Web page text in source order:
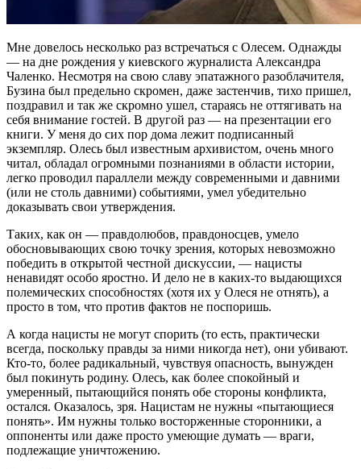
Мне довелось несколько раз встречаться с Олесем. Однажды
— на дне рождения у киевского журналиста Александра
Чаленко. Несмотря на свою славу эпатажного разоблачителя,
Бузина был предельно скромен, даже застенчив, тихо пришел,
поздравил и так же скромно ушел, стараясь не оттягивать на
себя внимание гостей. В другой раз — на презентации его
книги. У меня до сих пор дома лежит подписанный
экземпляр. Олесь был известным архивистом, очень много
читал, обладал огромными познаниями в области истории,
легко проводил параллели между современными и давними
(или не столь давними) событиями, умел убедительно
доказывать свои утверждения.
Таких, как он — правдолюбов, правдоносцев, умело
обосновывающих свою точку зрения, которых невозможно
победить в открытой честной дискуссии, — нацисты
ненавидят особо яростно. И дело не в каких-то выдающихся
полемических способностях (хотя их у Олеся не отнять), а
просто в том, что против фактов не поспоришь.
А когда нацисты не могут спорить (то есть, практически
всегда, поскольку правды за ними никогда нет), они убивают.
Кто-то, более радикальный, чувствуя опасность, вынужден
был покинуть родину. Олесь, как более спокойный и
умеренный, пытающийся понять обе стороны конфликта,
остался. Оказалось, зря. Нацистам не нужны «пытающиеся
понять». Им нужны только восторженные сторонники, а
оппоненты или даже просто умеющие думать — враги,
подлежащие уничтожению.